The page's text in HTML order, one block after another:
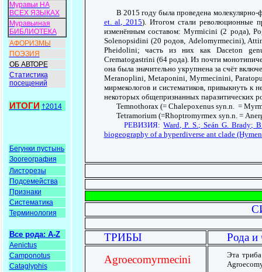
Муравьи НА
ВСЕХ ЯЗЫКАХ
Муравьиная
БИБЛИОТЕКА
АФОРИЗМЫ
ПОЭЗИЯ
ОБ АВТОРЕ
Статистика
посещений
ИТОГИ †2014
Бегунки пустынь
Зоогеография
Листорезы
Подсемейства
Признаки
Систематика
Терминология
Все рода: A-Z
Aenictus
Camponotus
Cataglyphis
В 2015 году была проведена молекулярно-
et. al, 2015). Итогом стали революционные
изменённым составом: Myrmicini (2 рода),
Solenopsidini (20 родов, Adelomyrmecini),
Pheidolini; часть из них как Daceton
Crematogastrini (64 рода). Из почти
она была значительно укрупнена за счёт
Meranoplini, Metaponini, Myrmecinini,
мирмекологов и систематиков, привыкнуть к
некоторых общепризнанных паразитических
Temnothorax (= Chalepoxenus syn.n. =
Tetramorium (=Rhoptromyrmex syn.n. =
РЕВИЗИЯ:Ward, P. S.; Seán G. Brady;
biogeography of a hyperdiverse ant clade
ТРИБЫ
Рода и
Agroecomyrmecini
Эта